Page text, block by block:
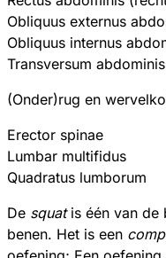
Obliquus externus
Obliquus internus
Transversum
(Onder)rug en
Erector spinae
Lumbar multifidus
Quadratus lumborum
De squatis één van de
benen. Het is een